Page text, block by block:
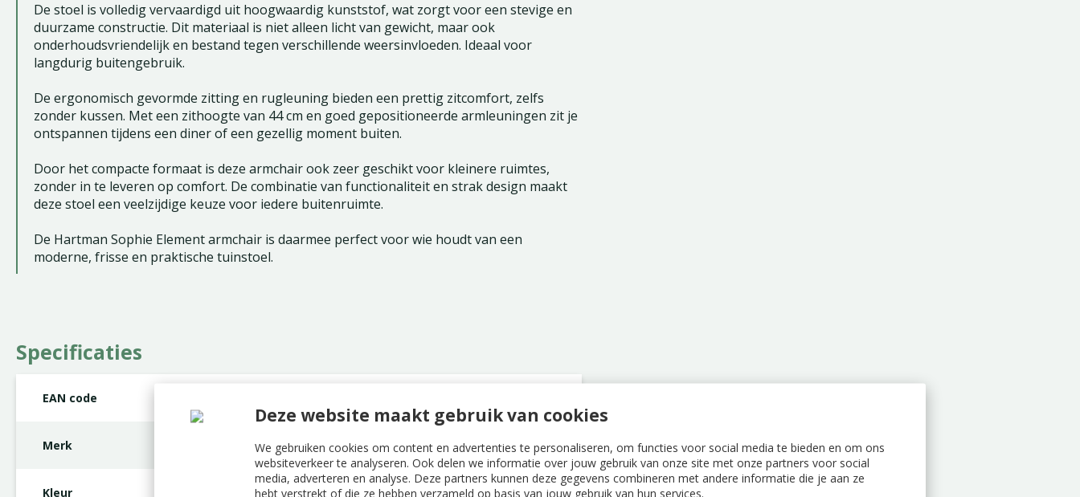
Deze website maakt gebruik van cookies
We gebruiken cookies om content en advertenties te personaliseren, om functies voor social media te bieden en om ons
websiteverkeer te analyseren. Ook delen we informatie over jouw gebruik van onze site met onze partners voor social
media, adverteren en analyse. Deze partners kunnen deze gegevens combineren met andere informatie die je aan ze
hebt verstrekt of die ze hebben verzameld op basis van jouw gebruik van hun services.
De stoel is volledig vervaardigd uit hoogwaardig kunststof, wat zorgt voor een stevige en
duurzame constructie. Dit materiaal is niet alleen licht van gewicht, maar ook
onderhoudsvriendelijk en bestand tegen verschillende weersinvloeden. Ideaal voor
langdurig buitengebruik.
De ergonomisch gevormde zitting en rugleuning bieden een prettig zitcomfort, zelfs
zonder kussen. Met een zithoogte van 44 cm en goed gepositioneerde armleuningen zit je
ontspannen tijdens een diner of een gezellig moment buiten.
Door het compacte formaat is deze armchair ook zeer geschikt voor kleinere ruimtes,
zonder in te leveren op comfort. De combinatie van functionaliteit en strak design maakt
deze stoel een veelzijdige keuze voor iedere buitenruimte.
De Hartman Sophie Element armchair is daarmee perfect voor wie houdt van een
moderne, frisse en praktische tuinstoel.
Specificaties
EAN code
Merk Hartman
Kleur Wit